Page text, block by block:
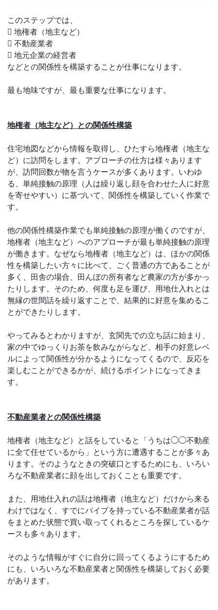
このステップでは、
 地権者（地主など）
 不動産業者
 地元企業の経営者
などとの関係性を構築することが仕事になります。
最も地味ですが、最も重要な仕事になります。
地権者（地主など）との関係性構築
住宅地図などから情報を取得し、ひたすら地権者（地主な
ど）に訪問をします。アプローチの仕方は様々あります
が、訪問回数が物を言うケースが多くあります。いわゆ
る、単純接触の原理（人は繰り返し顔を合わせた人に好意
を寄せやすい）に基づいて、関係性を構築していく作業で
す。
他の関係性構築作業でも単純接触の原理が働くのですが、
地権者（地主など）へのアプローチが最も単純接触の原理
が働きます。なぜなら地権者（地主など）は、ほかの関係
性を構築したい方々に比べて、ごく普通の方であることが
多く、田舎の場合、田んぼの所有者など農家の方が多かっ
たりします。そのため、何度も足を運び、用地仕入れとは
無縁の世間話を繰り返すことで、結果的に好意を集めるこ
とができたりします。
やってみるとわかりますが、玄関先での立ち話に始まり、
家の中でゆっくりお茶を飲みながらなど、相手の好意レベ
ルによって関係性が分かるようになってくるので、反応を
楽しむことができるかが、続けるポイントになってきま
す。
不動産業者との関係性構築
地権者（地主など）と話をしていると「うちは◯◯不動産
に全て任せているから」という方に遭遇することが多々あ
ります。そのようなときの突破口とするためにも、いろい
ろな不動産業者に顔を出しておくことも重要です。
また、用地仕入れの話は地権者（地主など）だけから来る
わけではなく、すでにパイプを持っている不動産業者が話
をまとめた状態で買い取ってくれるところを探しているケ
ースも多々あります。
そのような情報がすぐに自分に回ってくるようにするため
にも、いろいろな不動産業者と関係性を構築しておく必要
があります。